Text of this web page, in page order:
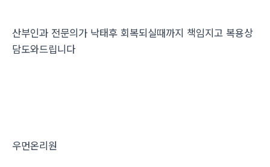
산부인과 전문의가 낙태후 회복되실때까지 책임지고 복용상
담도와드립니다
우먼온리원